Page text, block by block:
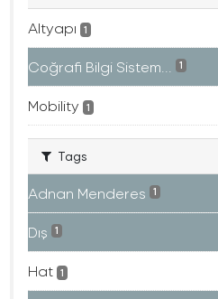
Altyapı 1
Coğrafi Bilgi Sistem... 1
Mobility 1
Tags
Adnan Menderes 1
Dış 1
Hat 1